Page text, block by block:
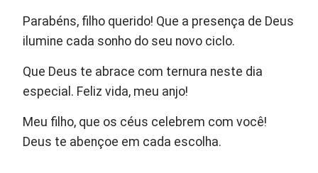
Parabéns, filho querido! Que a presença de Deus
ilumine cada sonho do seu novo ciclo.
Que Deus te abrace com ternura neste dia
especial. Feliz vida, meu anjo!
Meu filho, que os céus celebrem com você!
Deus te abençoe em cada escolha.